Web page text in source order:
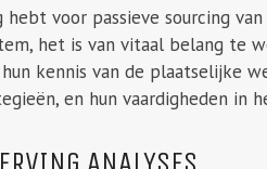
voor passieve sourcing
het is van vitaal belang te
kennis van de plaatselijke
en hun vaardigheden in